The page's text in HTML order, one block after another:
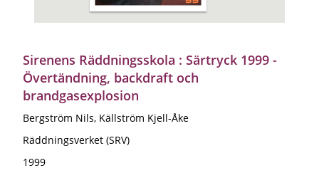
Sirenens Räddningsskola : Särtryck 1999 -
Övertändning, backdraft och
brandgasexplosion
Bergström Nils, Källström Kjell-Åke
Räddningsverket (SRV)
1999